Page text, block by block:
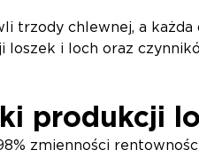
trzody chlewnej, a
i loch oraz
produkcji
zmienności